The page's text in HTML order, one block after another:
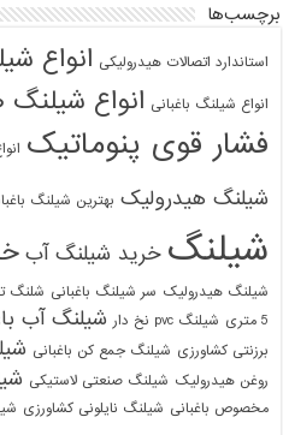
برچسب‌ها
استاندارد اتصالات هیدرولیکی انواع
انواع شیلنگ باغبانی انواع
فشار قوی پنوماتیک
شیلنگ هیدرولیک بهترین شیلنگ
شیلنگ خرید شیلنگ آب
شیلنگ هیدرولیک سر شیلنگ باغبانی شلنگ
5 متری
شیلنگ pvc نخ دار شیلنگ آب
برزنتی کشاورزی شیلنگ جمع کن باغبانی
روغن هیدرولیک شیلنگ صنعتی لاستیکی
مخصوص باغبانی شیلنگ نایلونی کشاورزی